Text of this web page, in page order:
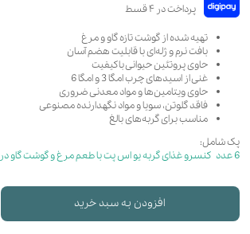
تهیه شده از گوشت تازه گاو و مرغ
بافت نرم و ژله‌ای با قابلیت هضم آسان
حاوی پروتئین حیوانی باکیفیت
غنی از اسیدهای چرب امگا 3 و امگا 6
حاوی ویتامین‌ها و مواد معدنی ضروری
فاقد گلوتن، سویا و مواد نگهدارنده مصنوعی
مناسب برای گربه‌های بالغ
پک شامل:
6 عدد کنسرو غذای گربه یو اس پت با طعم مرغ و گوشت گاو در ژله
افزودن به سبد خرید